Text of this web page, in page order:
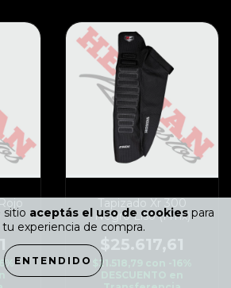
sitio aceptás el uso de cookiespara
tu experiencia de compra.
ENTENDIDO
Tapizado Xr 300
Negro Liso (Fmx)
$25.617,61
$21.518,79